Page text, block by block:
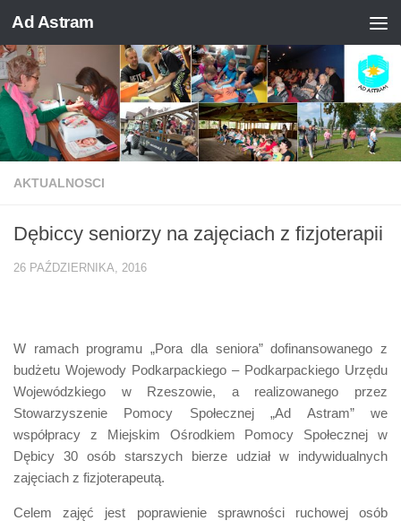
Skip to content
Ad Astram
AKTUALNOSCI
Dębiccy seniorzy na zajęciach z fizjoterapii
26 PAŹDZIERNIKA, 2016
W ramach programu „Pora dla seniora” dofinansowanego z
budżetu Wojewody Podkarpackiego – Podkarpackiego Urzędu
Wojewódzkiego w Rzeszowie, a realizowanego przez
Stowarzyszenie Pomocy Społecznej „Ad Astram” we
współpracy z Miejskim Ośrodkiem Pomocy Społecznej w
Dębicy 30 osób starszych bierze udział w indywidualnych
zajęciach z fizjoterapeutą.
Celem zajęć jest poprawienie sprawności ruchowej osób